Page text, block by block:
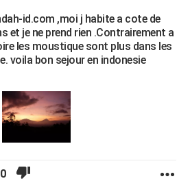
id.com ,moi j habite a cote de
et je ne prend rien .Contrairement a
les moustique sont plus dans les
voila bon sejour en indonesie
0